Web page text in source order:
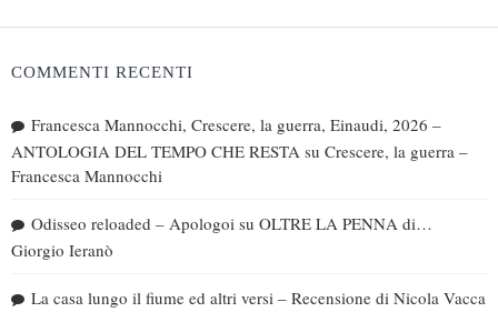
COMMENTI RECENTI
Francesca Mannocchi, Crescere, la guerra, Einaudi, 2026 –
ANTOLOGIA DEL TEMPO CHE RESTA su Crescere, la guerra –
Francesca Mannocchi
Odisseo reloaded – Apologoi su OLTRE LA PENNA di…
Giorgio Ieranò
La casa lungo il fiume ed altri versi – Recensione di Nicola Vacca